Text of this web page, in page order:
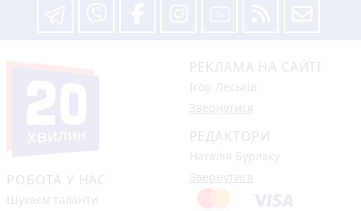
РОБОТА У НАС
Шукаєм таланти
РЕКЛАМА НА САЙТІ
Ігор Леськів
Звернутися
РЕДАКТОРИ
Наталія Бурлаку
Звернутися